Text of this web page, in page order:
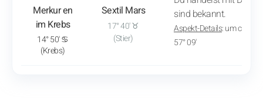
Merkur en
im Krebs
14° 50' ♋
(Krebs)
Sextil Mars
17° 40' ♉
(Stier)
sind bekannt.
Aspekt-Details: um ca.
57° 09'